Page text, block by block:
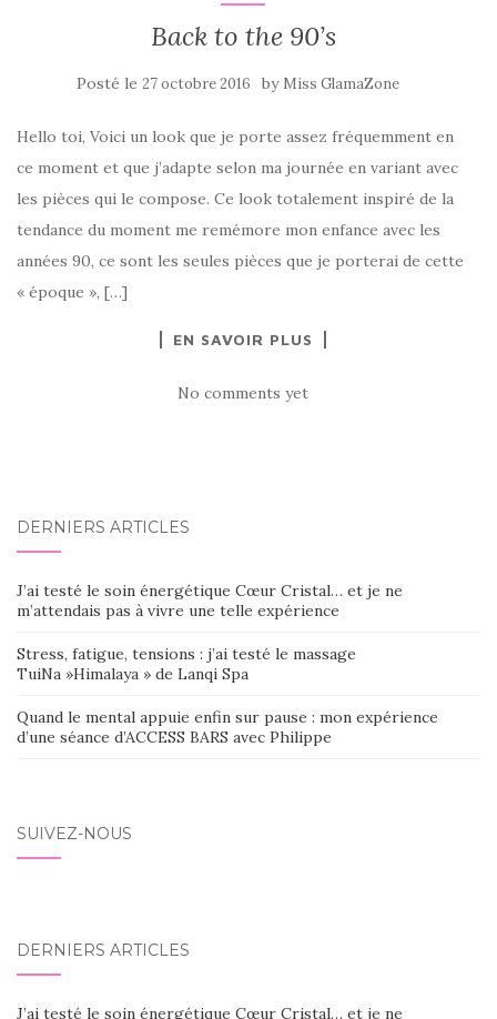
Back to the 90’s
Posté le 27 octobre 2016 by Miss GlamaZone
Hello toi, Voici un look que je porte assez fréquemment en
ce moment et que j’adapte selon ma journée en variant avec
les pièces qui le compose. Ce look totalement inspiré de la
tendance du moment me remémore mon enfance avec les
années 90, ce sont les seules pièces que je porterai de cette
« époque », […]
EN SAVOIR PLUS
No comments yet
DERNIERS ARTICLES
J’ai testé le soin énergétique Cœur Cristal… et je ne
m’attendais pas à vivre une telle expérience
Stress, fatigue, tensions : j’ai testé le massage
TuiNa »Himalaya » de Lanqi Spa
Quand le mental appuie enfin sur pause : mon expérience
d’une séance d’ACCESS BARS avec Philippe
SUIVEZ-NOUS
DERNIERS ARTICLES
J’ai testé le soin énergétique Cœur Cristal… et je ne